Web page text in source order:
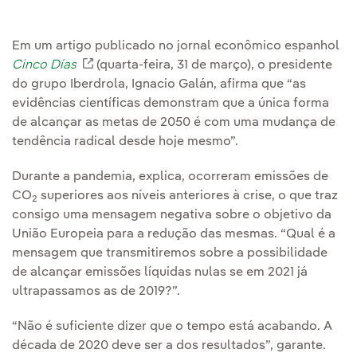
Em um artigo publicado no jornal econômico espanhol
Cinco Días
Link externo, abra em uma nova aba.
(quarta-feira, 31 de março), o presidente
do grupo Iberdrola, Ignacio Galán, afirma que “as
evidências científicas demonstram que a única forma
de alcançar as metas de 2050 é com uma mudança de
tendência radical desde hoje mesmo”.
Durante a pandemia, explica, ocorreram emissões de
CO2 superiores aos níveis anteriores à crise, o que traz
consigo uma mensagem negativa sobre o objetivo da
União Europeia para a redução das mesmas. “Qual é a
mensagem que transmitiremos sobre a possibilidade
de alcançar emissões líquidas nulas se em 2021 já
ultrapassamos as de 2019?”.
“Não é suficiente dizer que o tempo está acabando. A
década de 2020 deve ser a dos resultados”, garante.